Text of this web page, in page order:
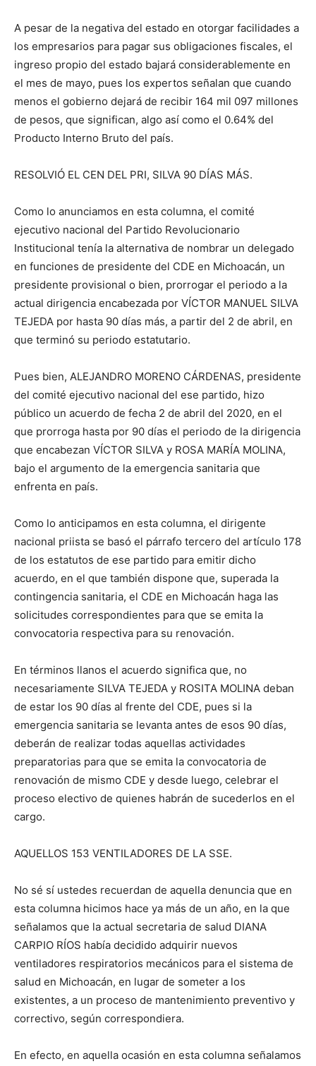
A pesar de la negativa del estado en otorgar facilidades a
los empresarios para pagar sus obligaciones fiscales, el
ingreso propio del estado bajará considerablemente en
el mes de mayo, pues los expertos señalan que cuando
menos el gobierno dejará de recibir 164 mil 097 millones
de pesos, que significan, algo así como el 0.64% del
Producto Interno Bruto del país.
RESOLVIÓ EL CEN DEL PRI, SILVA 90 DÍAS MÁS.
Como lo anunciamos en esta columna, el comité
ejecutivo nacional del Partido Revolucionario
Institucional tenía la alternativa de nombrar un delegado
en funciones de presidente del CDE en Michoacán, un
presidente provisional o bien, prorrogar el periodo a la
actual dirigencia encabezada por VÍCTOR MANUEL SILVA
TEJEDA por hasta 90 días más, a partir del 2 de abril, en
que terminó su periodo estatutario.
Pues bien, ALEJANDRO MORENO CÁRDENAS, presidente
del comité ejecutivo nacional del ese partido, hizo
público un acuerdo de fecha 2 de abril del 2020, en el
que prorroga hasta por 90 días el periodo de la dirigencia
que encabezan VÍCTOR SILVA y ROSA MARÍA MOLINA,
bajo el argumento de la emergencia sanitaria que
enfrenta en país.
Como lo anticipamos en esta columna, el dirigente
nacional priista se basó el párrafo tercero del artículo 178
de los estatutos de ese partido para emitir dicho
acuerdo, en el que también dispone que, superada la
contingencia sanitaria, el CDE en Michoacán haga las
solicitudes correspondientes para que se emita la
convocatoria respectiva para su renovación.
En términos llanos el acuerdo significa que, no
necesariamente SILVA TEJEDA y ROSITA MOLINA deban
de estar los 90 días al frente del CDE, pues si la
emergencia sanitaria se levanta antes de esos 90 días,
deberán de realizar todas aquellas actividades
preparatorias para que se emita la convocatoria de
renovación de mismo CDE y desde luego, celebrar el
proceso electivo de quienes habrán de sucederlos en el
cargo.
AQUELLOS 153 VENTILADORES DE LA SSE.
No sé sí ustedes recuerdan de aquella denuncia que en
esta columna hicimos hace ya más de un año, en la que
señalamos que la actual secretaria de salud DIANA
CARPIO RÍOS había decidido adquirir nuevos
ventiladores respiratorios mecánicos para el sistema de
salud en Michoacán, en lugar de someter a los
existentes, a un proceso de mantenimiento preventivo y
correctivo, según correspondiera.
En efecto, en aquella ocasión en esta columna señalamos